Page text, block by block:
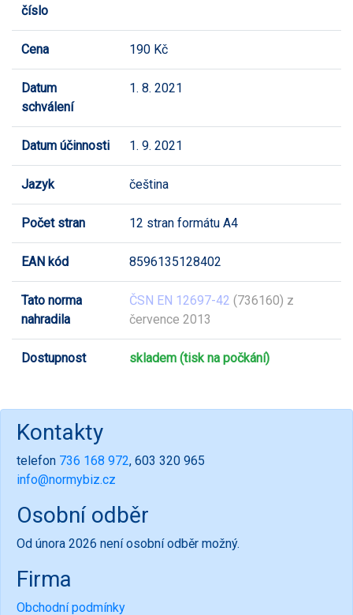
číslo
Cena 190 Kč
Datum
schválení
1. 8. 2021
Datum účinnosti 1. 9. 2021
Jazyk čeština
Počet stran 12 stran formátu A4
EAN kód 8596135128402
Tato norma
nahradila
ČSN EN 12697-42 (736160) z
července 2013
Dostupnost skladem (tisk na počkání)
Kontakty
telefon 736 168 972, 603 320 965
info@normybiz.cz
Osobní odběr
Od února 2026 není osobní odběr možný.
Firma
Obchodní podmínky